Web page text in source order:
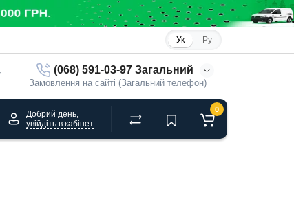
Ук Ру
(068) 591-03-97 Загальний
Замовлення на сайті (Загальний телефон)
Добрий день,
увійдіть в кабінет
0